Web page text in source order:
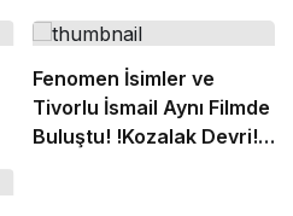
Fenomen İsimler ve
Tivorlu İsmail Aynı Filmde
Buluştu! !Kozalak Devri! 7